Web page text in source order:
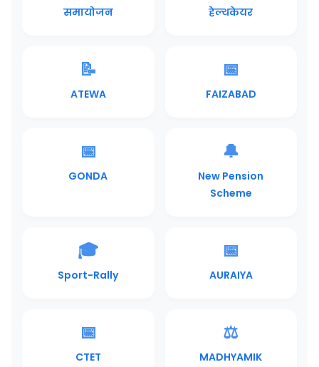
समायोजन हेल्थकेयर
📝
ATEWA
📅
FAIZABAD
📅
GONDA
🔔
New Pension
Scheme
🎓
Sport-Rally
📅
AURAIYA
📅
CTET
⚖️
MADHYAMIK